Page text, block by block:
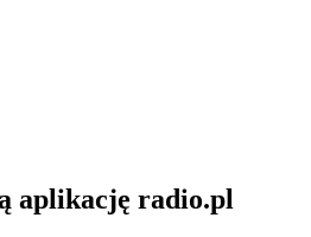
aplikację radio.pl